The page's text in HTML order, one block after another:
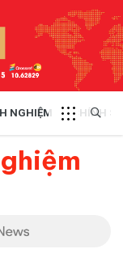
NGHIỆM CHÍNH